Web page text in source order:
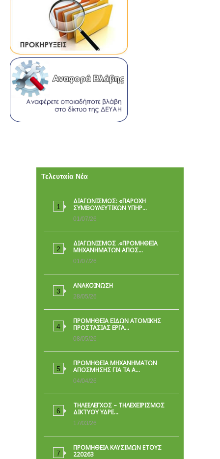
Τελευταία Νέα
ΔΙΑΓΩΝΙΣΜΟΣ: «ΠΑΡΟΧΉ
ΣΥΜΒΟΥΛΕΥΤΙΚΏΝ ΥΠΗΡ…
01/07/26
ΔΙΑΓΩΝΙΣΜΟΣ .«ΠΡΟΜΗΘΕΙΑ
ΜΗΧΑΝΗΜΑΤΩΝ ΑΠΟΣ…
01/07/26
ΑΝΑΚΟΙΝΩΣΗ
28/05/26
ΠΡΟΜΉΘΕΙΑ ΕΙΔΏΝ ΑΤΟΜΙΚΉΣ
ΠΡΟΣΤΑΣΊΑΣ ΕΡΓΑ…
08/05/26
ΠΡΟΜΗΘΕΙΑ ΜΗΧΑΝΗΜΑΤΩΝ
ΑΠΟΣΜΗΣΗΣ ΓΙΑ ΤΑ Α…
04/04/26
ΤΗΛΕΕΛΕΓΧΟΣ – ΤΗΛΕΧΕΙΡΙΣΜΟΣ
ΔΙΚΤΥΟΥ ΥΔΡΕ…
17/03/26
ΠΡΟΜΗΘΕΙΑ ΚΑΥΣΙΜΩΝ ΕΤΟΥΣ
220263